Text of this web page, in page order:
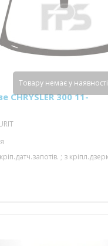
CHRYSLER 300 11-
Товару немає у наявності